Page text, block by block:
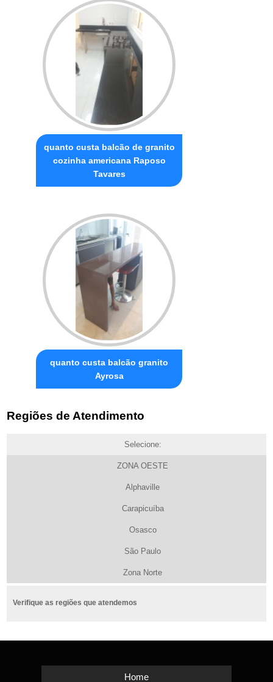
quanto custa balcão de granito
cozinha americana Raposo
Tavares
quanto custa balcão granito
Ayrosa
Regiões de Atendimento
Selecione:
ZONA OESTE
Alphaville
Carapicuíba
Osasco
São Paulo
Zona Norte
Verifique as regiões que atendemos
Home